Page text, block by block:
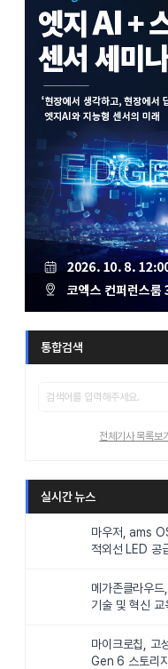
통합검색
전체기사 목록보
실시간 뉴스
마우저, ams
적외선 LED 공
메가존클라우드
기술 및 혁신
마이크로칩, 고
Gen 6 스토리